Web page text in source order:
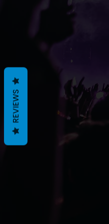
REVIEWS